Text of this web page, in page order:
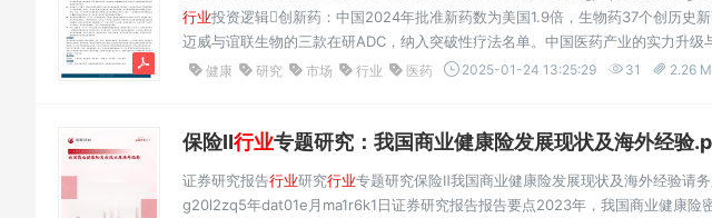
行业投资逻辑创新药：中国2024年批准新药数为美国1.9倍，生物药37个创历史新
迈威与谊联生物的三款在研ADC，纳入突破性疗法名单。中国医药产业的实力升级
中国新药年批准93个，只是我国创新药走向国际前沿的新起点。我们认为，中国药
健康 研究 市场 行业 医药 2025-01-24 13:25:29 31 2.26
保险Ⅱ行业专题研究：我国商业健康险发展现状及海外经验
证券研究报告行业研究行业专题研究保险Ⅱ我国商业健康险发展现状及海外经验请
g20l2zq5年dat01e月ma1r6k1日证券研究报告报告要点2023年，我国商业健康险